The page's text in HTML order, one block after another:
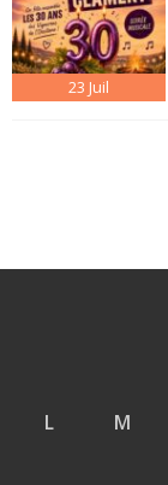
23 Juil
L
M